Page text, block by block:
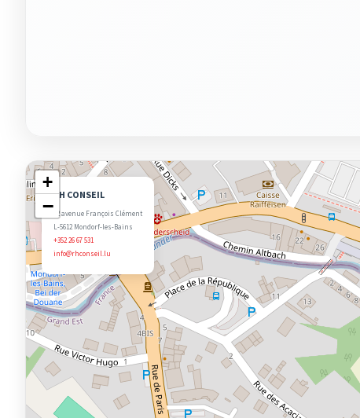
RH CONSEIL
22 avenue François Clément
L-5612 Mondorf-les-Bains
+352 26 67 531
info@rhconseil.lu
+
−